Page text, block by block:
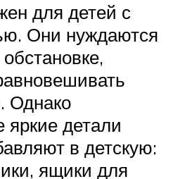
для детей с
Они нуждаются
Однако
яркие детали
в детскую:
ящики для